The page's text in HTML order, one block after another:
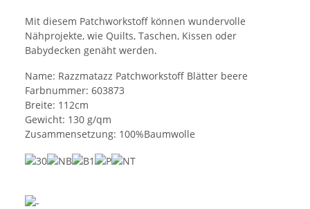
Mit diesem Patchworkstoff können wundervolle
Nähprojekte, wie Quilts, Taschen, Kissen oder
Babydecken genäht werden.
Name: Razzmatazz Patchworkstoff Blätter beere
Farbnummer: 603873
Breite: 112cm
Gewicht: 130 g/qm
Zusammensetzung: 100%Baumwolle